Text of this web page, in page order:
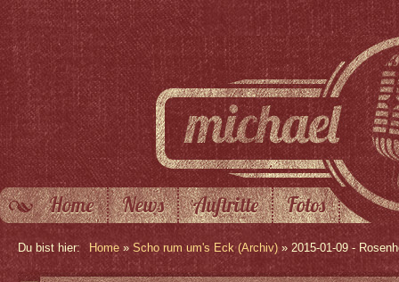
Home News Auftritte Fotos
Du bist hier: Home » Scho rum um's Eck (Archiv) » 2015-01-09 -